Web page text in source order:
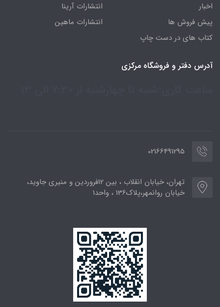
اخبار
پیش فروش ها
کتاب های در دست چاپ
انتشارات آرینا
انتشارات ماهین
آدرس دفتر و فروشگاه مرکزی
02166491295
تهران، خیابان انقلاب ، بین 12فروردین و منیری جاوید،
خیابان روانمهر،پلاک136 ، واحد1